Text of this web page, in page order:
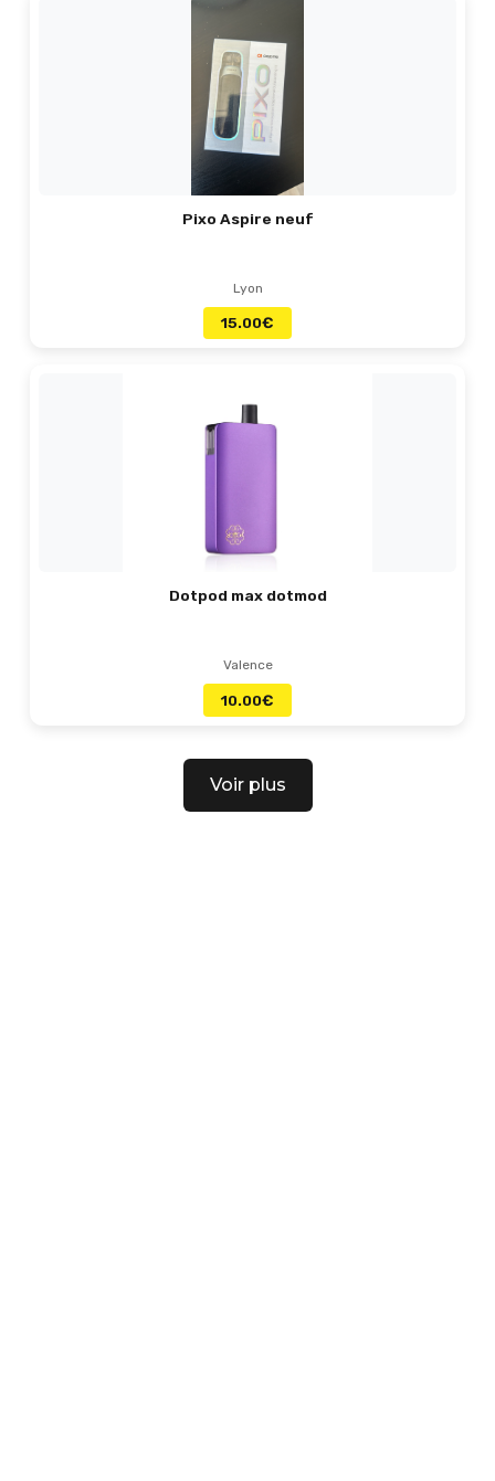
Pixo Aspire neuf
Lyon
15.00€
Dotpod max dotmod
Valence
10.00€
Voir plus